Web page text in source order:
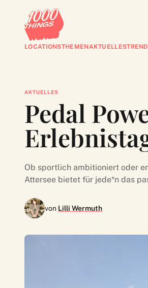
LOCATIONSTHEMENAKTUELLES
AKTUELLES
Pedal
Ob sportlich ambitioniert oder
Attersee bietet für jede*n das
von Lilli Wermuth